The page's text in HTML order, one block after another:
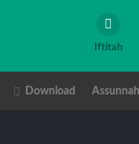
Iftitah
Download